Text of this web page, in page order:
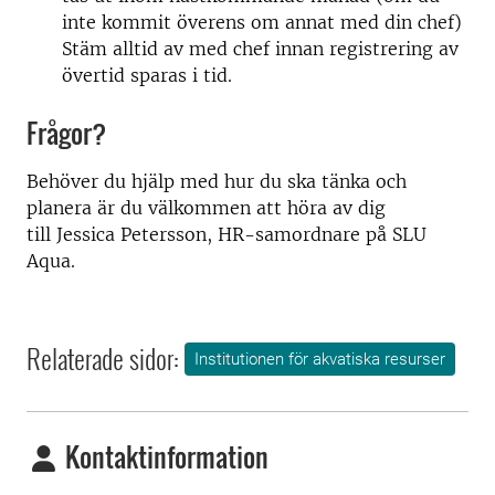
inte kommit överens om annat med din chef)
Stäm alltid av med chef innan registrering av
övertid sparas i tid.
Frågor?
Behöver du hjälp med hur du ska tänka och
planera är du välkommen att höra av dig
till Jessica Petersson, HR-samordnare på SLU
Aqua.
Relaterade sidor: Institutionen för akvatiska resurser
Kontaktinformation